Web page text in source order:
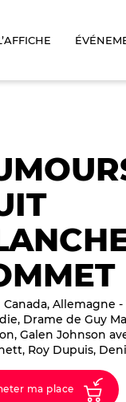
Canada, Allemagne
Drame de Guy
Galen Johnson
Roy Dupuis,
ma place